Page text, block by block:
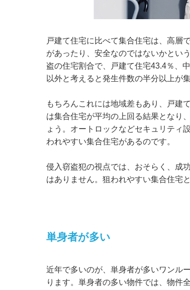
戸建て住宅に比べて集合住宅は、高層
があったり、安全なのではないかとい
盗の住宅割合で、戸建て住宅43.4％、
以外と考えると発生件数の半分以上が
もちろんこれには地域差もあり、戸建
は集合住宅が平均の上回る結果となり
ょう。オートロックなどセキュリティ
われやすい集合住宅があるのです。
侵入窃盗犯の視点では、おそらく、成
はありません。狙われやすい集合住宅
単身者が多い
近年で多いのが、単身者が多いワンル
ります。単身者の多い物件では、物件